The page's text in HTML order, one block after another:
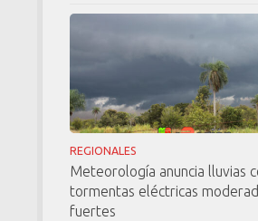
REGIONALES
Meteorología anuncia lluvias
tormentas eléctricas
fuertes